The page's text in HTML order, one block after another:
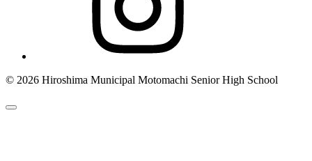
© 2026 Hiroshima Municipal Motomachi Senior High School